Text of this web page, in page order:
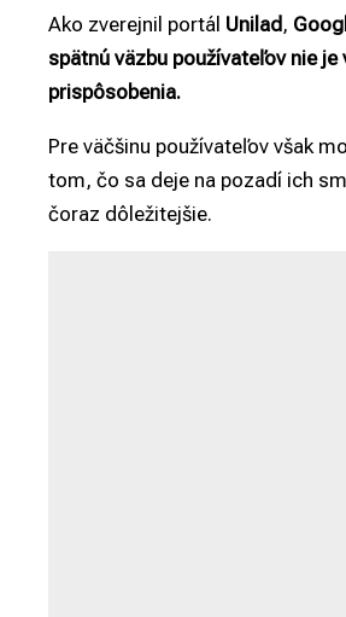
Ako zverejnil portál Unilad,
spätnú väzbu používateľov nie
prispôsobenia.
Pre väčšinu používateľov však
tom, čo sa deje na pozadí ich
čoraz dôležitejšie.